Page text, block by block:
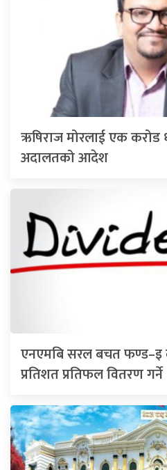
ऋषिराज मोरलाई एक करोड
अदालतको आदेश
एनएमबि सरल बचत फण्ड–इ
प्रतिशत प्रतिफल वितरण गर्ने